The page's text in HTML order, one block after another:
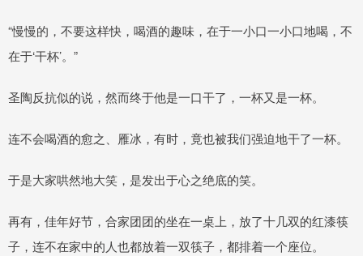
“慢慢的，不要这样快，喝酒的趣味，在于一小口一小口地喝，不
在于‘干杯’。”
圣陶反抗似的说，然而终于他是一口干了，一杯又是一杯。
连不会喝酒的愈之、雁冰，有时，竟也被我们强迫地干了一杯。
于是大家哄然地大笑，是发出于心之绝底的笑。
再有，佳年好节，合家团团的坐在一桌上，放了十几双的红漆筷
子，连不在家中的人也都放着一双筷子，都排着一个座位。